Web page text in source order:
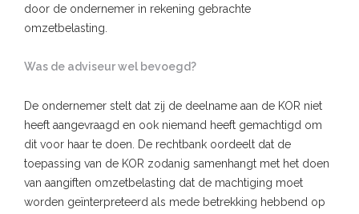
door de ondernemer in rekening gebrachte
omzetbelasting.
Was de adviseur wel bevoegd?
De ondernemer stelt dat zij de deelname aan de KOR niet
heeft aangevraagd en ook niemand heeft gemachtigd om
dit voor haar te doen. De rechtbank oordeelt dat de
toepassing van de KOR zodanig samenhangt met het doen
van aangiften omzetbelasting dat de machtiging moet
worden geïnterpreteerd als mede betrekking hebbend op